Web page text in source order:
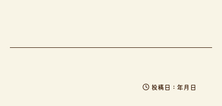
投稿日：年月日